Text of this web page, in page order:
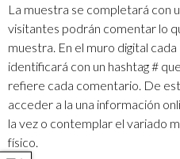
La muestra se completará con
visitantes podrán comentar lo
muestra. En el muro digital cada
identificará con un hashtag #
refiere cada comentario. De
acceder a la una información
la vez o contemplar el variado
físico.